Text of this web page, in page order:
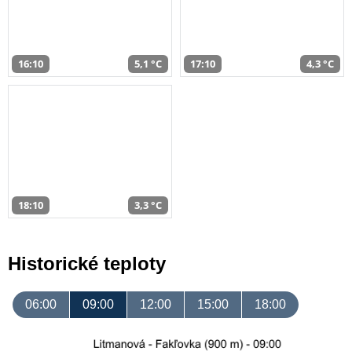
16:10 5,1 °C 17:10 4,3 °C
18:10 3,3 °C
Historické teploty
06:00 09:00 12:00 15:00 18:00